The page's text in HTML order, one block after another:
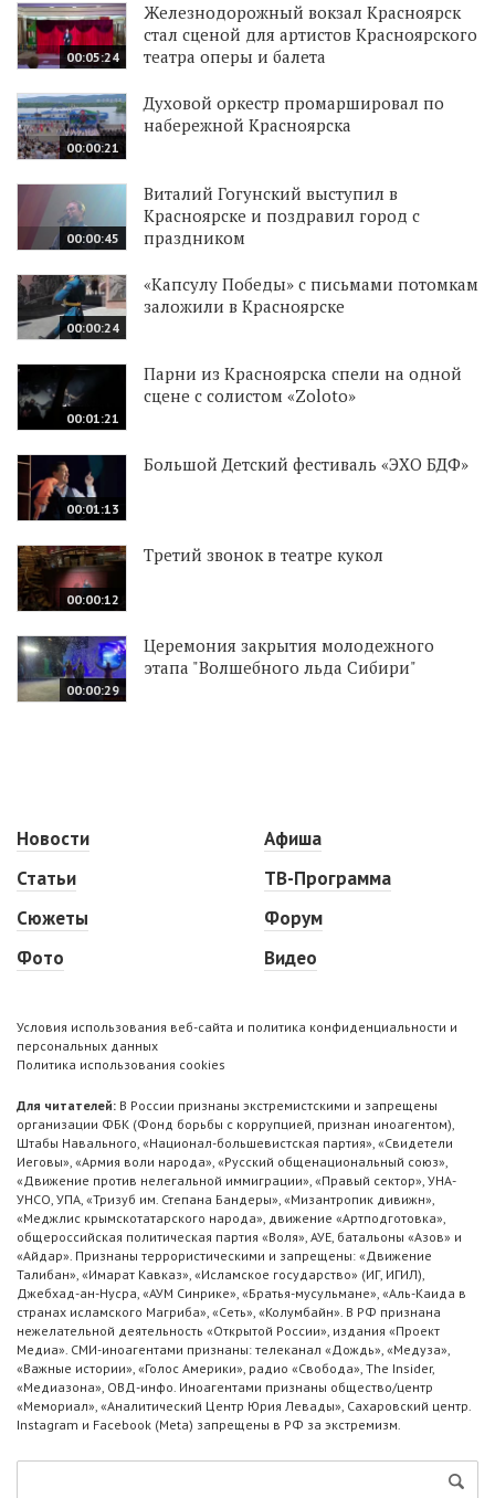
00:05:24
Железнодорожный вокзал Красноярск
стал сценой для артистов Красноярского
театра оперы и балета
00:00:21
Духовой оркестр промаршировал по
набережной Красноярска
00:00:45
Виталий Гогунский выступил в
Красноярске и поздравил город с
праздником
00:00:24
«Капсулу Победы» с письмами потомкам
заложили в Красноярске
00:01:21
Парни из Красноярска спели на одной
сцене с солистом «Zoloto»
00:01:13
Большой Детский фестиваль «ЭХО БДФ»
00:00:12
Третий звонок в театре кукол
00:00:29
Церемония закрытия молодежного
этапа "Волшебного льда Сибири"
Новости
Статьи
Сюжеты
Фото
Афиша
ТВ-Программа
Форум
Видео
Условия использования веб-сайта и политика конфиденциальности и
персональных данных
Политика использования cookies
Для читателей: В России признаны экстремистскими и запрещены
организации ФБК (Фонд борьбы с коррупцией, признан иноагентом),
Штабы Навального, «Национал-большевистская партия», «Свидетели
Иеговы», «Армия воли народа», «Русский общенациональный союз»,
«Движение против нелегальной иммиграции», «Правый сектор», УНА-
УНСО, УПА, «Тризуб им. Степана Бандеры», «Мизантропик дивижн»,
«Меджлис крымскотатарского народа», движение «Артподготовка»,
общероссийская политическая партия «Воля», АУЕ, батальоны «Азов» и
«Айдар». Признаны террористическими и запрещены: «Движение
Талибан», «Имарат Кавказ», «Исламское государство» (ИГ, ИГИЛ),
Джебхад-ан-Нусра, «АУМ Синрике», «Братья-мусульмане», «Аль-Каида в
странах исламского Магриба», «Сеть», «Колумбайн». В РФ признана
нежелательной деятельность «Открытой России», издания «Проект
Медиа». СМИ-иноагентами признаны: телеканал «Дождь», «Медуза»,
«Важные истории», «Голос Америки», радио «Свобода», The Insider,
«Медиазона», ОВД-инфо. Иноагентами признаны общество/центр
«Мемориал», «Аналитический Центр Юрия Левады», Сахаровский центр.
Instagram и Facebook (Metа) запрещены в РФ за экстремизм.